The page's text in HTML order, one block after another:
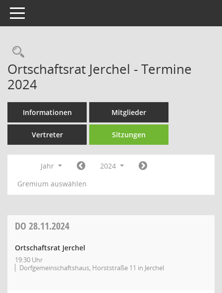
Toggle navigation
Rechercheauswahl
Ortschaftsrat Jerchel - Termine
2024
Informationen Mitglieder
Vertreter Sitzungen
Jahr
2024
Gremium auswählen
DO 28.11.2024
Ortschaftsrat Jerchel
19:30 Uhr
Dorfgemeinschaftshaus, Horststraße 11 in Jerchel